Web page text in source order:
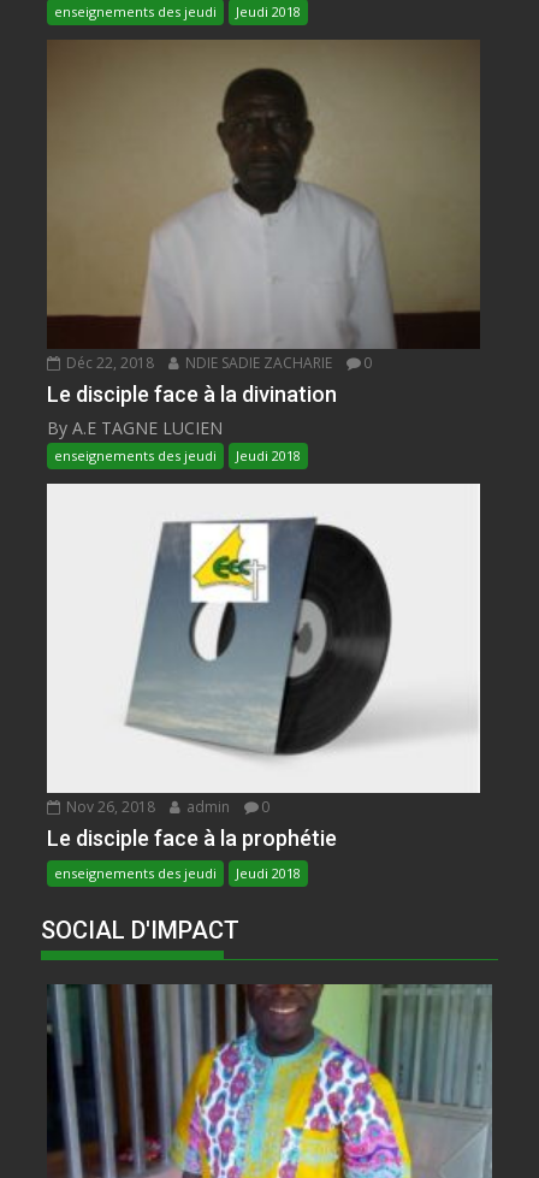
enseignements des jeudi Jeudi 2018
Déc 22, 2018 NDIE SADIE ZACHARIE 0
Le disciple face à la divination
By A.E TAGNE LUCIEN
enseignements des jeudi Jeudi 2018
Nov 26, 2018 admin 0
Le disciple face à la prophétie
enseignements des jeudi Jeudi 2018
SOCIAL D'IMPACT